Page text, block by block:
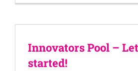
Innovators Pool –
started!